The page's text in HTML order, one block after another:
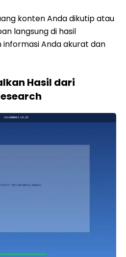
konten Anda dikutip atau
langsung di hasil
informasi Anda akurat dan
Hasil dari